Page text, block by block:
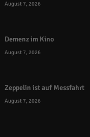
August 7, 2026
Demenz im Kino
August 7, 2026
Zeppelin ist auf Messfahrt
August 7, 2026